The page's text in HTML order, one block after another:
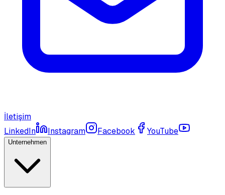
İletişim
LinkedIn
Instagram Facebook YouTube
Unternehmen